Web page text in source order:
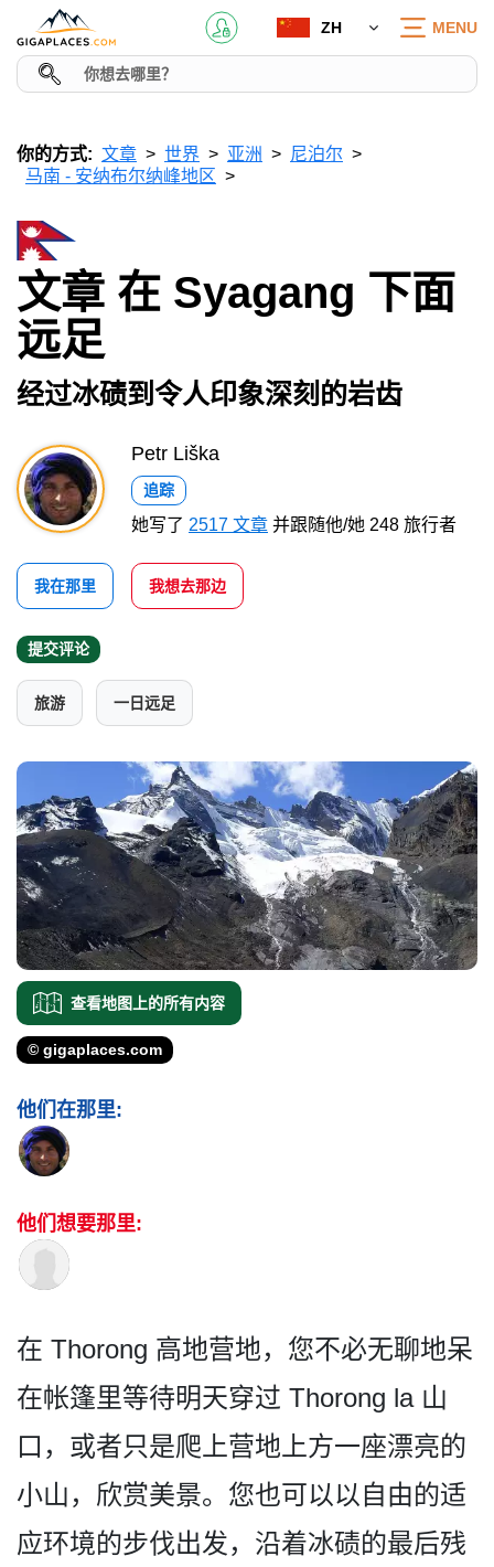
ZH MENU
你的方式: 文章 世界 亚洲
尼泊尔
马南 - 安纳布尔纳峰地区
文章 在 Syagang 下面
远足
经过冰碛到令人印象深刻的岩齿
Petr Liška
追踪
她写了 2517 文章 并跟随他/她 248 旅行者
我在那里 我想去那边
提交评论
旅游 一日远足
查看地图上的所有内容
© gigaplaces.com
他们在那里:
他们想要那里:
在 Thorong 高地营地，您不必无聊地呆
在­帐篷里等待明天穿过 Thorong la 山
口，或者只是爬上营地上方­一座漂亮的
小山，欣赏美景。您也可以以自由的适
应环­境的步伐出发，沿着冰碛的最后残